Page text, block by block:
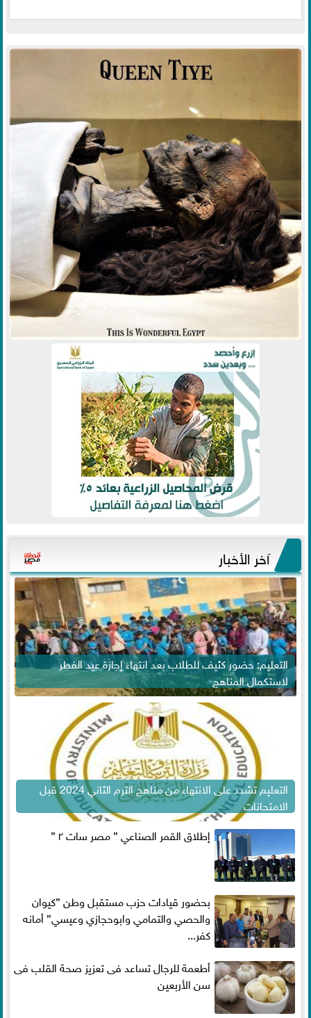
آخر الأخبار
التعليم: حضور كثيف للطلاب بعد انتهاء إجازة عيد الفطر
لاستكمال المناهج
التعليم تشدد على الانتهاء من مناهج الترم الثاني 2024 قبل
الامتحانات
إطلاق القمر الصناعي ” مصر سات ٢ ”
بحضور قيادات حزب مستقبل وطن ”كيوان
والحصي والتمامي وابوحجازي وعيسي” أمانه
كفر...
أطعمة للرجال تساعد فى تعزيز صحة القلب فى
سن الأربعين